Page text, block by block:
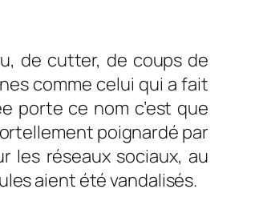
de cutter, de coups de
comme celui qui a fait
porte ce nom c’est que
poignardé par
les réseaux sociaux, au
aient été vandalisés.